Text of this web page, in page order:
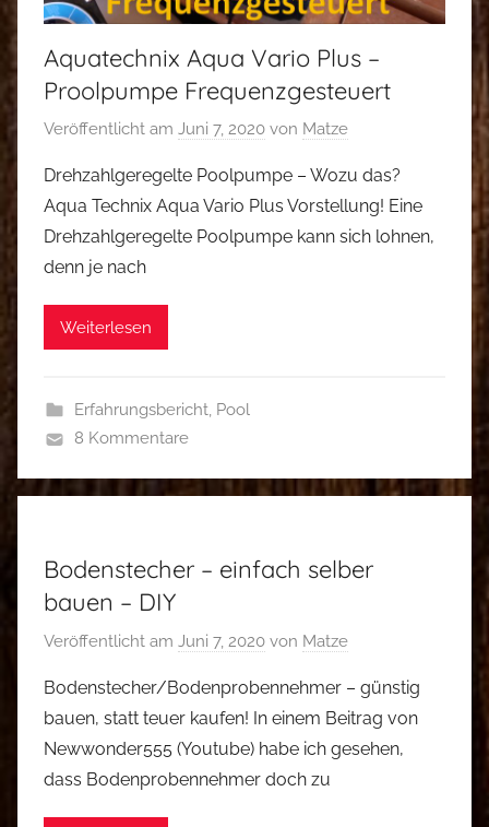
Aquatechnix Aqua Vario Plus –
Proolpumpe Frequenzgesteuert
Veröffentlicht am Juni 7, 2020 von Matze
Drehzahlgeregelte Poolpumpe – Wozu das?
Aqua Technix Aqua Vario Plus Vorstellung! Eine
Drehzahlgeregelte Poolpumpe kann sich lohnen,
denn je nach
Weiterlesen
Erfahrungsbericht, Pool
8 Kommentare
Bodenstecher – einfach selber
bauen – DIY
Veröffentlicht am Juni 7, 2020 von Matze
Bodenstecher/Bodenprobennehmer – günstig
bauen, statt teuer kaufen! In einem Beitrag von
Newwonder555 (Youtube) habe ich gesehen,
dass Bodenprobennehmer doch zu